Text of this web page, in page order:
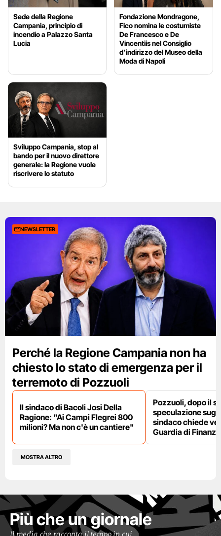
Sede della Regione
Campania, principio di
incendio a Palazzo Santa
Lucia
Fondazione Mondragone,
Fico nomina le costumiste
De Francesco e De
Vincentiis nel Consiglio
d’indirizzo del Museo della
Moda di Napoli
Sviluppo Campania, stop al
bando per il nuovo direttore
generale: la Regione vuole
riscrivere lo statuto
NEWSLETTER
Perché la Regione Campania non ha
chiesto lo stato di emergenza per il
terremoto di Pozzuoli
Il sindaco di Bacoli Josi Della
Ragione: "Ai Campi Flegrei 800
milioni? Ma non c'è un cantiere"
Pozzuoli, dopo il
speculazione
sindaco chiede
Guardia di Finanza
MOSTRA ALTRO
Più che un giornale